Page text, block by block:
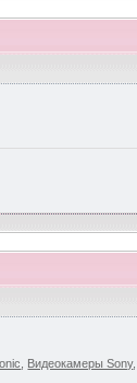
Видеокамеры Sony,